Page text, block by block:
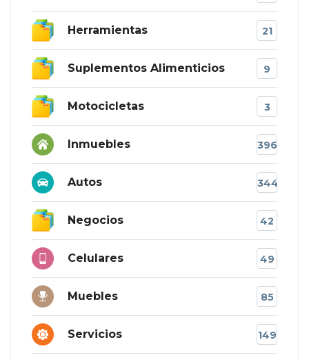
Herramientas 21
Suplementos Alimenticios 9
Motocicletas 3
Inmuebles 396
Autos 344
Negocios 42
Celulares 49
Muebles 85
Servicios 149